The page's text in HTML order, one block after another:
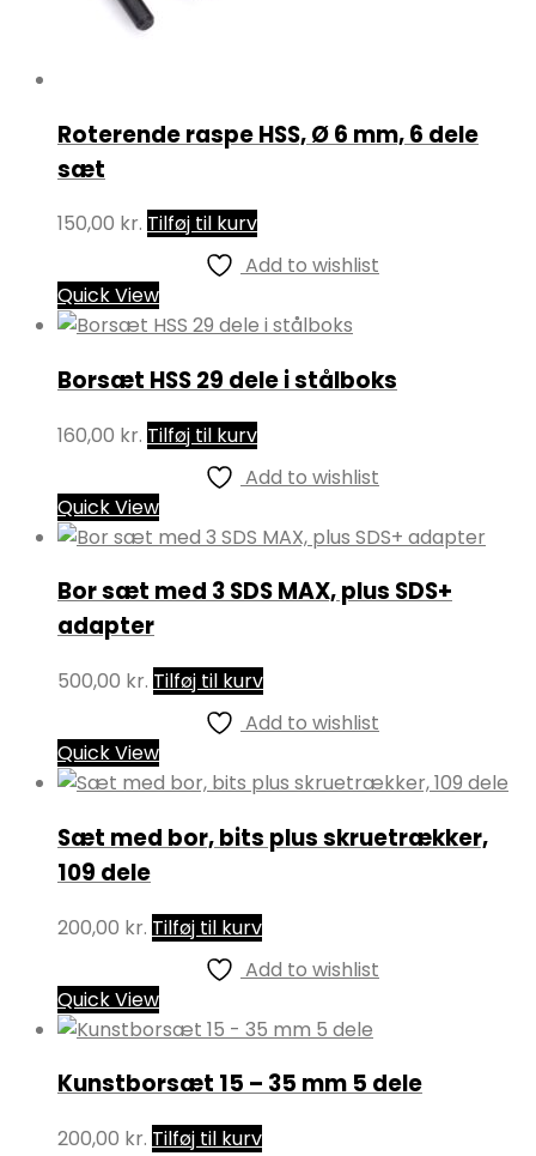
Roterende raspe HSS, Ø 6 mm, 6 dele
sæt
150,00 kr. Tilføj til kurv
Add to wishlist
Quick View
Borsæt HSS 29 dele i stålboks
160,00 kr. Tilføj til kurv
Add to wishlist
Quick View
Bor sæt med 3 SDS MAX, plus SDS+
adapter
500,00 kr. Tilføj til kurv
Add to wishlist
Quick View
Sæt med bor, bits plus skruetrækker,
109 dele
200,00 kr. Tilføj til kurv
Add to wishlist
Quick View
Kunstborsæt 15 – 35 mm 5 dele
200,00 kr. Tilføj til kurv